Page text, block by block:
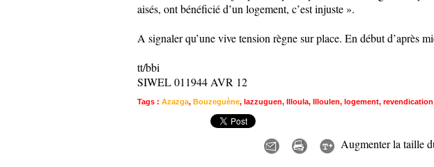
aisés, ont bénéficié d’un logement, c’est injuste ».
A signaler qu’une vive tension règne sur place. En début d’après
tt/bbi
SIWEL 011944 AVR 12
Tags : Azazga, Bouzeguène, Iazzuguen, Illoula, Illoulen, logement, revendication
Augmenter la taille